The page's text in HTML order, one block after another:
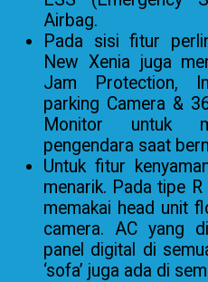
Airbag.
Pada sisi fitur
New Xenia juga
Jam Protection,
parking Camera &
Monitor untuk
pengendara saat
Untuk fitur
menarik. Pada tipe
memakai head unit
camera. AC yang
panel digital di
‘sofa’ juga ada di